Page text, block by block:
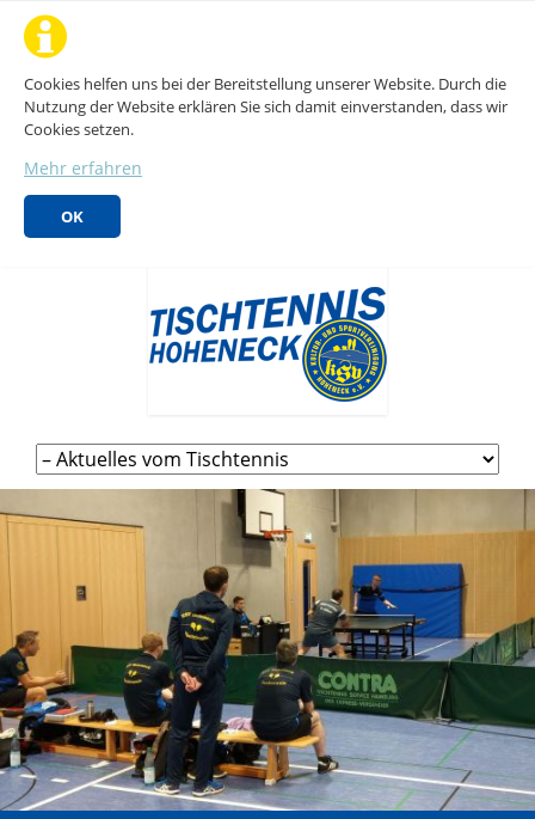
Cookies helfen uns bei der Bereitstellung unserer Website. Durch die
Nutzung der Website erklären Sie sich damit einverstanden, dass wir
Cookies setzen.
Mehr erfahren
OK
Navigation
überspringen